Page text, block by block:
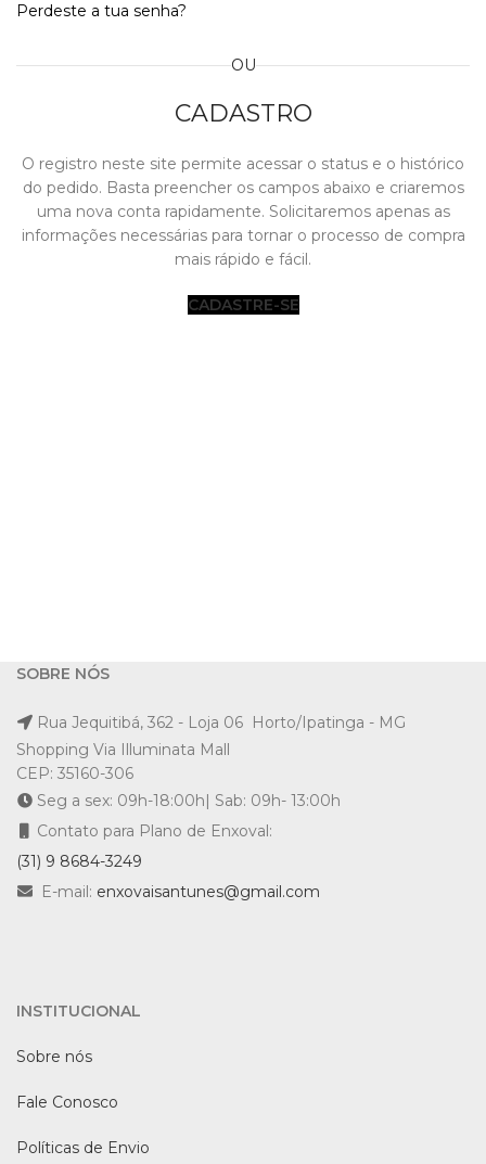
Perdeste a tua senha?
OU
CADASTRO
O registro neste site permite acessar o status e o histórico
do pedido. Basta preencher os campos abaixo e criaremos
uma nova conta rapidamente. Solicitaremos apenas as
informações necessárias para tornar o processo de compra
mais rápido e fácil.
CADASTRE-SE
SOBRE NÓS
Rua Jequitibá, 362 - Loja 06 Horto/Ipatinga - MG
Shopping Via Illuminata Mall
CEP: 35160-306
Seg a sex: 09h-18:00h| Sab: 09h- 13:00h
Contato para Plano de Enxoval:
(31) 9 8684-3249
E-mail: enxovaisantunes@gmail.com
INSTITUCIONAL
Sobre nós
Fale Conosco
Políticas de Envio